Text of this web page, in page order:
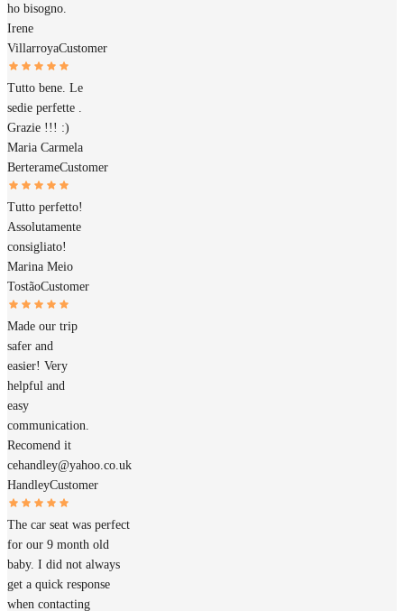
ho bisogno.
Irene
VillarroyaCustomer
Tutto bene. Le
sedie perfette .
Grazie !!! :)
Maria Carmela
BerterameCustomer
Tutto perfetto!
Assolutamente
consigliato!
Marina Meio
TostãoCustomer
Made our trip
safer and
easier! Very
helpful and
easy
communication.
Recomend it
cehandley@yahoo.co.uk
HandleyCustomer
The car seat was perfect
for our 9 month old
baby. I did not always
get a quick response
when contacting